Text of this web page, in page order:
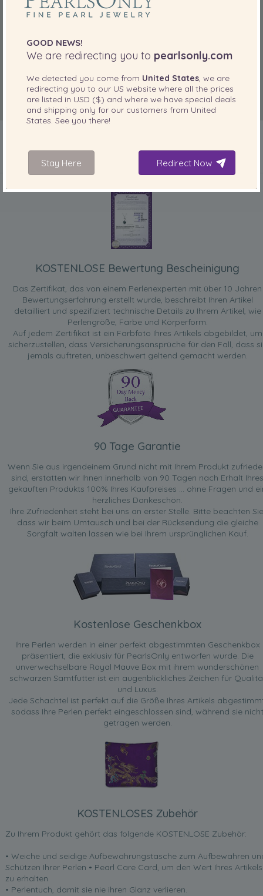
IN IHREM PRODUKT ENTHALTEN
KOSTENLOSE Bewertung Bescheinigung
Das Zertifikat, das von einem Perlenexperten mit über 10 Jahren
Bewertungserfahrung erstellt wurde, beschreibt Ihren Artikel
detailliert und spezifiziert technische Details zu Ihrem Artikel, wie
Perlengröße, Farbe und Körperform.
Auf jedem Zertifikat ist ein Farbfoto Ihres Artikels abgebildet, um
sicherzustellen, dass Versicherungsansprüche für den Fall, dass
jemals auftreten, unbeschwert geltend gemacht werden.
90 Tage Garantie
Wenn Sie aus irgendeinem Grund nicht mit Ihrem Produkt
sind, erstatten wir Ihnen innerhalb von 90 Tagen nach Erhalt Ihres
gekauften Produkts 100% Ihres Kaufpreises ... ohne Fragen und
herzliches Dankeschön.
Ihre Zufriedenheit steht bei uns an erster Stelle. Bitte beachten
dass wir beim Umtausch und bei der Rücksendung die gleiche
Sorgfalt walten lassen wie bei Ihrem ursprünglichen Kauf.
Kostenlose Geschenkbox
Ihre Perlen werden in einer perfekt abgestimmten Geschenkbox
präsentiert, die exklusiv für PearlsOnly entworfen wurde. Die
unverwechselbare Royal Mauve Box mit ihrem wunderschönen
schwarzen Samtfutter ist ein augenblickliches Zeichen für
und Luxus.
Jede Schachtel ist perfekt auf die Größe Ihres Artikels
sodass Ihre Perlen perfekt eingeschlossen sind, während sie nicht
getragen werden.
KOSTENLOSES Zubehör
Zu Ihrem Produkt gehört das folgende KOSTENLOSE Zubehör:
• Weiche und seidige Aufbewahrungstasche zum Aufbewahren
Schützen Ihrer Perlen • Pearl Care Card, um den Wert Ihres Artikels
zu erhalten
• Perlentuch, damit sie nie ihren Glanz verlieren.
GOOD NEWS!
We are redirecting you to pearlsonly.com
We detected you come from United States , we are
redirecting you to our US website where all the prices
are listed in USD ($) and where we have special deals
and shipping only for our customers from United
States . See you there!
Stay Here Redirect Now